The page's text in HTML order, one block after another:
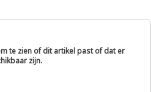
te zien of dit artikel past of dat er
zijn.